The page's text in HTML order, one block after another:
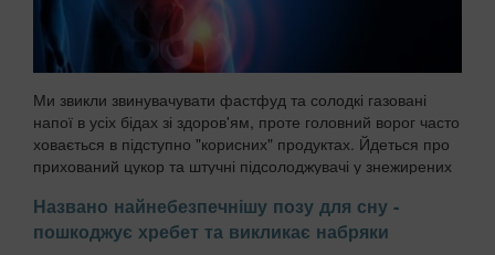
Ми звикли звинувачувати фастфуд та солодкі газовані
напої в усіх бідах зі здоров'ям, проте головний ворог часто
ховається в підступно "корисних" продуктах. Йдеться про
прихований цукор та штучні підсолоджувачі у знежирених
Названо найнебезпечнішу позу для сну -
пошкоджує хребет та викликає набряки